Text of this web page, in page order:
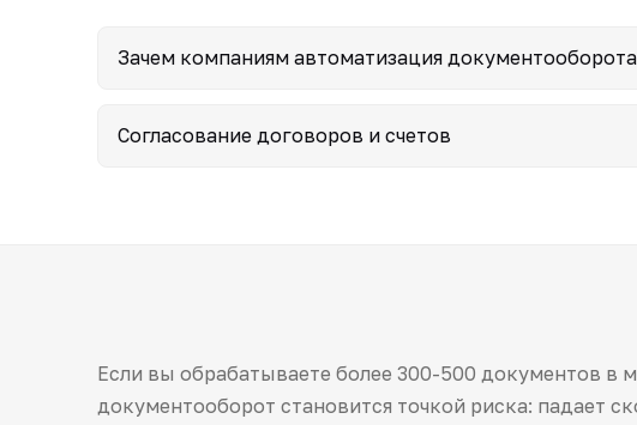
Зачем компаниям автоматизация документооборота
Согласование договоров и счетов
Если вы обрабатываете более 300-500 документов в
документооборот становится точкой риска: падает